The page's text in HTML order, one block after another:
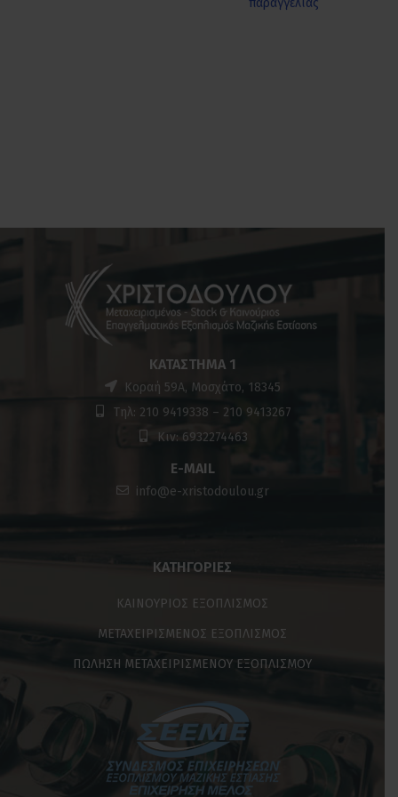
παραγγελίας
ΚΑΤΆΣΤΗΜΑ 1
Κοραή 59Α, Μοσχάτο, 18345
Τηλ: 210 9419338 – 210 9413267
Κιν: 6932274463
E-MAIL
info@e-xristodoulou.gr
ΚΑΤΗΓΟΡΊΕΣ
ΚΑΙΝΟΥΡΙΟΣ ΕΞΟΠΛΙΣΜΟΣ
ΜΕΤΑΧΕΙΡΙΣΜΕΝΟΣ ΕΞΟΠΛΙΣΜΟΣ
ΠΩΛΗΣΗ ΜΕΤΑΧΕΙΡΙΣΜΕΝΟΥ ΕΞΟΠΛΙΣΜΟΥ